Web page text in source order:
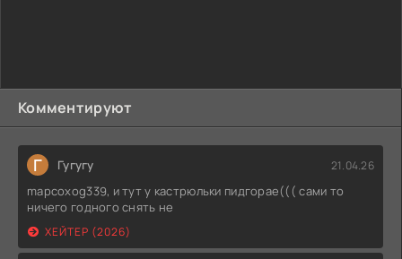
Комментируют
Г Гугугу 21.04.26
mapcoxog339, и тут у кастрюльки пидгорае((( сами то
ничего годного снять не
ХЕЙТЕР (2026)